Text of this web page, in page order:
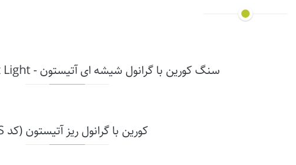
سنگ کورین با گرانول شیشه ای آتیستون - Tempest Light (کد AT)
کورین با گرانول ریز آتیستون (کد AS)